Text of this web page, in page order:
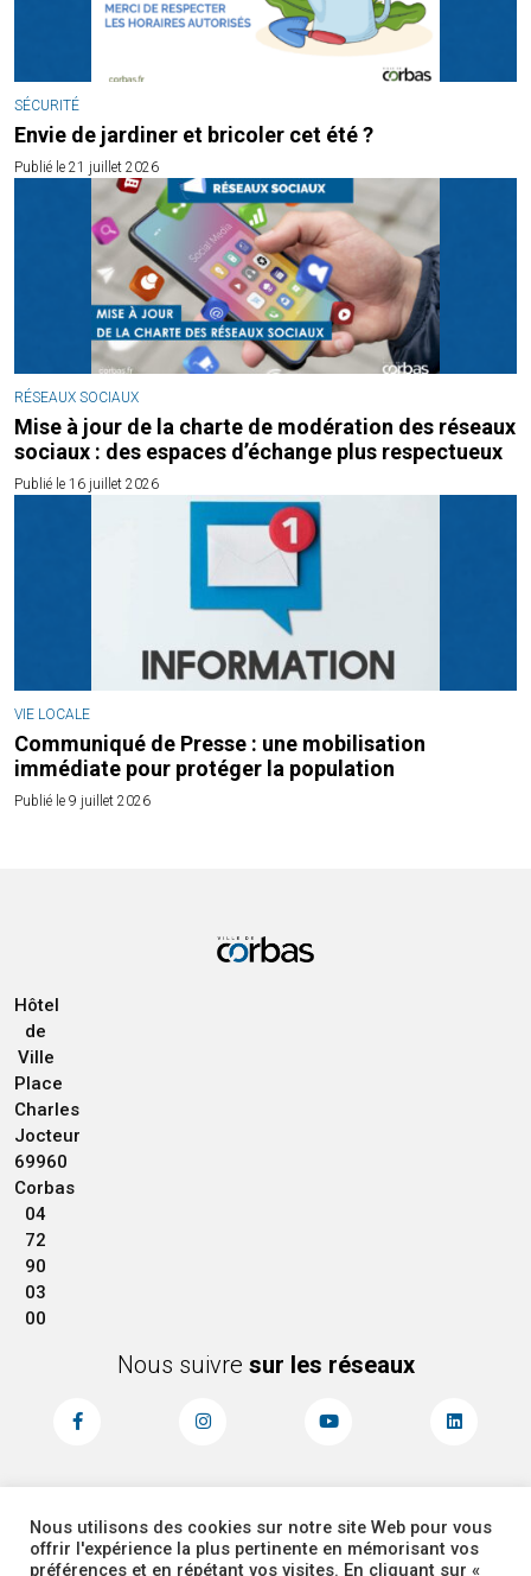
SÉCURITÉ
Envie de jardiner et bricoler cet été ?
Publié le 21 juillet 2026
RÉSEAUX SOCIAUX
Mise à jour de la charte de modération des réseaux
sociaux : des espaces d’échange plus respectueux
Publié le 16 juillet 2026
VIE LOCALE
Communiqué de Presse : une mobilisation
immédiate pour protéger la population
Publié le 9 juillet 2026
Hôtel
de
Ville
Place
Charles
Jocteur
69960
Corbas
04
72
90
03
00
Nous suivre sur les réseaux
MENTIONS LÉGALES
PLAN DU SITE
ACCESSIBILITÉ
ADMINISTRATEUR
Nous utilisons des cookies sur notre site Web pour vous
offrir l'expérience la plus pertinente en mémorisant vos
préférences et en répétant vos visites. En cliquant sur «